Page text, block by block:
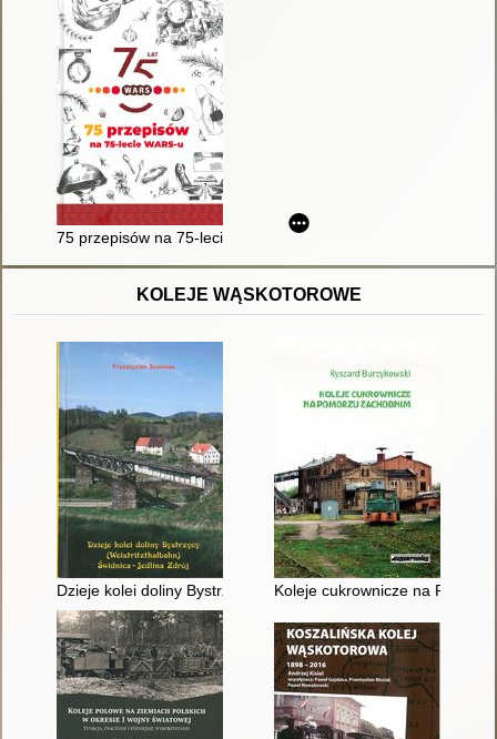
75 przepisów na 75-lecie WARS-u
KOLEJE WĄSKOTOROWE
Dzieje kolei doliny Bystrzycy Świdnica-Jedlina Zdrój
Koleje cukrownicze na